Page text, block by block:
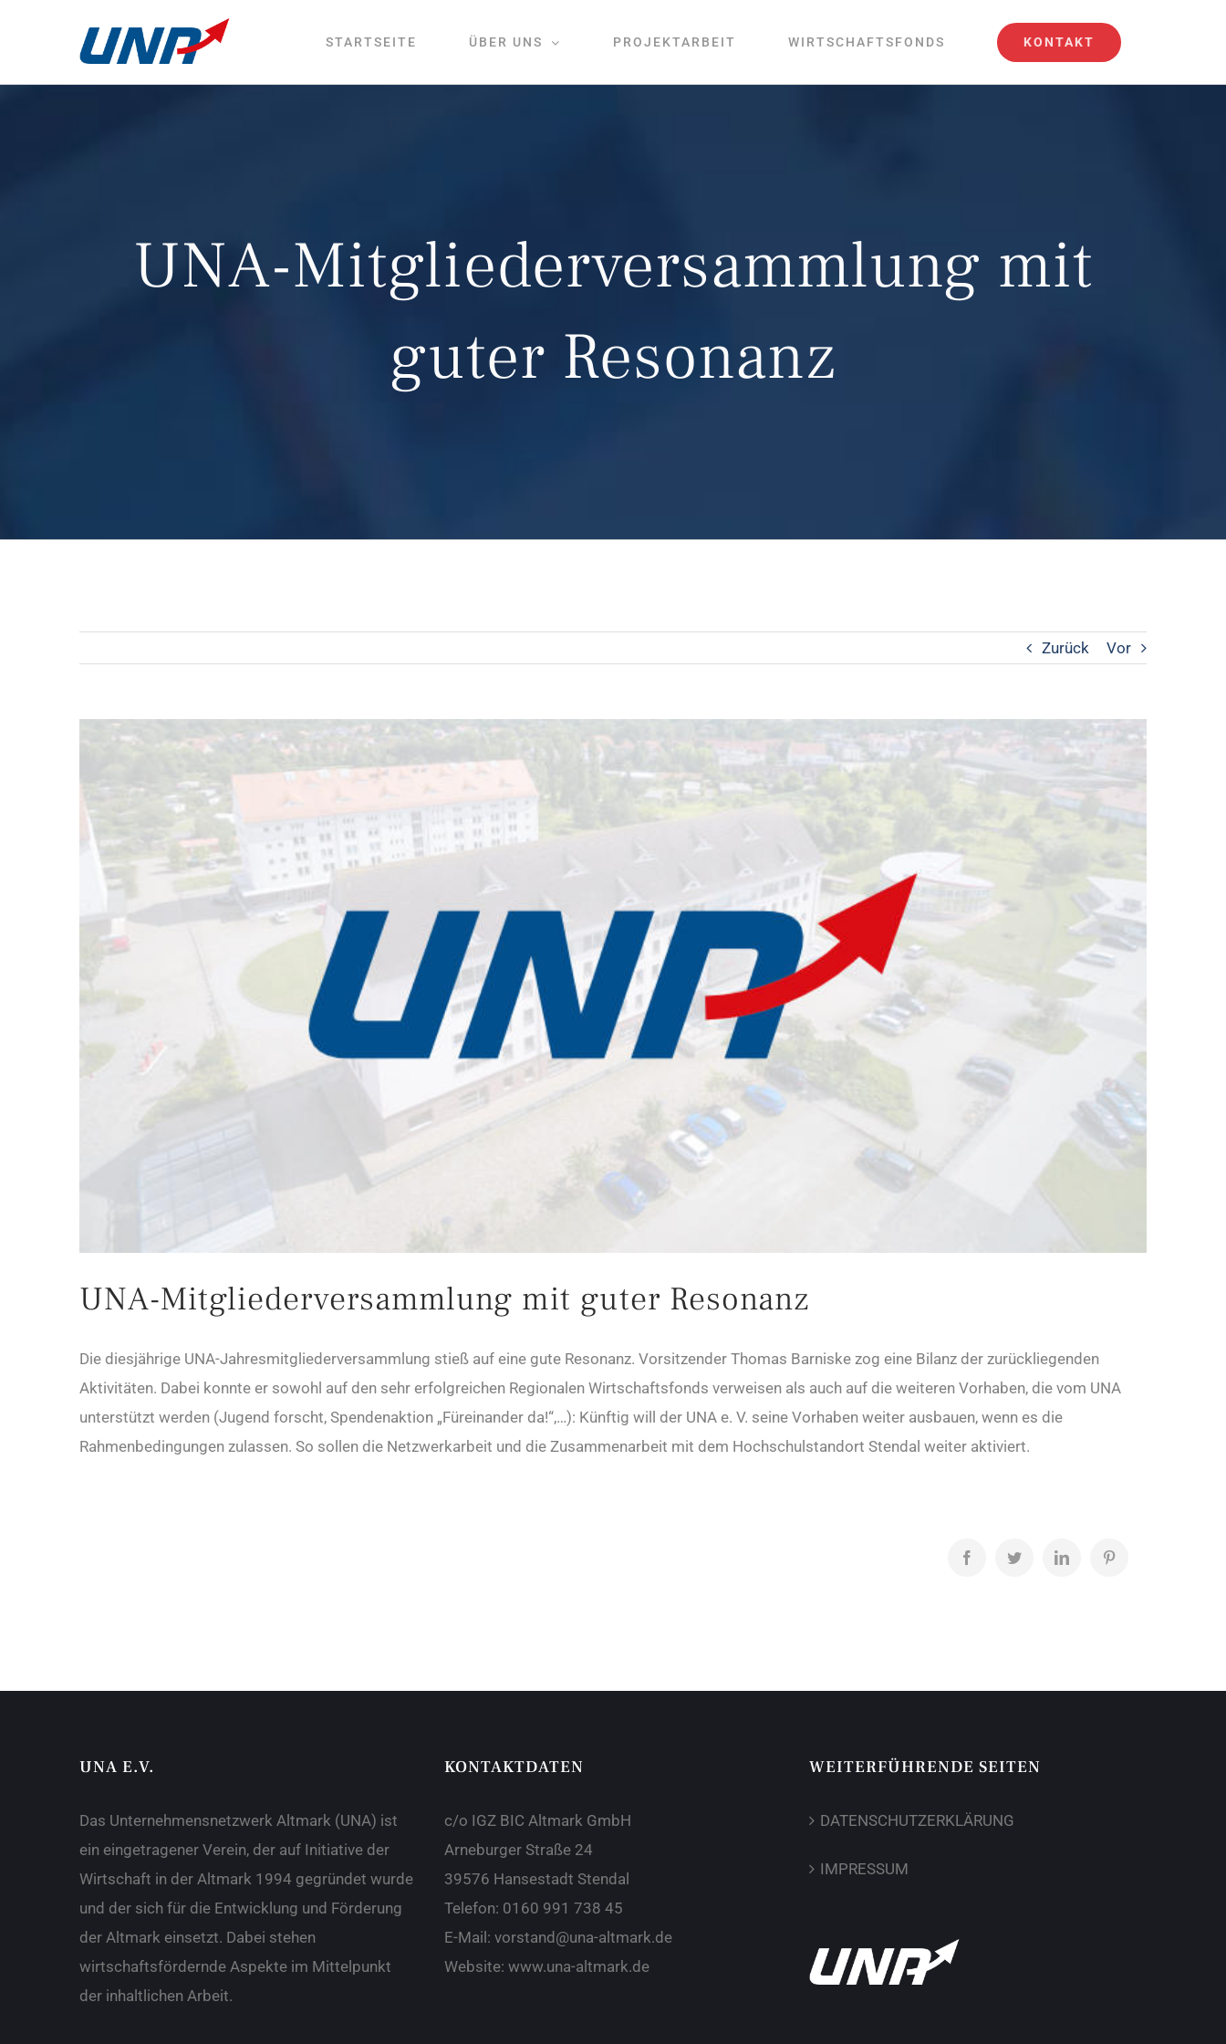
STARTSEITE ÜBER UNS PROJEKTARBEIT WIRTSCHAFTSFONDS KONTAKT
UNA-Mitgliederversammlung mit
guter Resonanz
Zurück Vor
UNA-Mitgliederversammlung mit guter Resonanz
Die diesjährige UNA-Jahresmitgliederversammlung stieß auf eine gute Resonanz. Vorsitzender Thomas Barniske zog eine Bilanz der zurückliegenden
Aktivitäten. Dabei konnte er sowohl auf den sehr erfolgreichen Regionalen Wirtschaftsfonds verweisen als auch auf die weiteren Vorhaben, die vom UNA
unterstützt werden (Jugend forscht, Spendenaktion „Füreinander da!“,…): Künftig will der UNA e. V. seine Vorhaben weiter ausbauen, wenn es die
Rahmenbedingungen zulassen. So sollen die Netzwerkarbeit und die Zusammenarbeit mit dem Hochschulstandort Stendal weiter aktiviert.
FacebookTwitter LinkedIn
UNA E.V.
Das Unternehmensnetzwerk Altmark (UNA) ist
ein eingetragener Verein, der auf Initiative der
Wirtschaft in der Altmark 1994 gegründet wurde
und der sich für die Entwicklung und Förderung
der Altmark einsetzt. Dabei stehen
wirtschaftsfördernde Aspekte im Mittelpunkt
der inhaltlichen Arbeit.
KONTAKTDATEN
c/o IGZ BIC Altmark GmbH
Arneburger Straße 24
39576 Hansestadt Stendal
Telefon: 0160 991 738 45
E-Mail: vorstand@una-altmark.de
Website: www.una-altmark.de
WEITERFÜHRENDE SEITEN
DATENSCHUTZERKLÄRUNG
IMPRESSUM